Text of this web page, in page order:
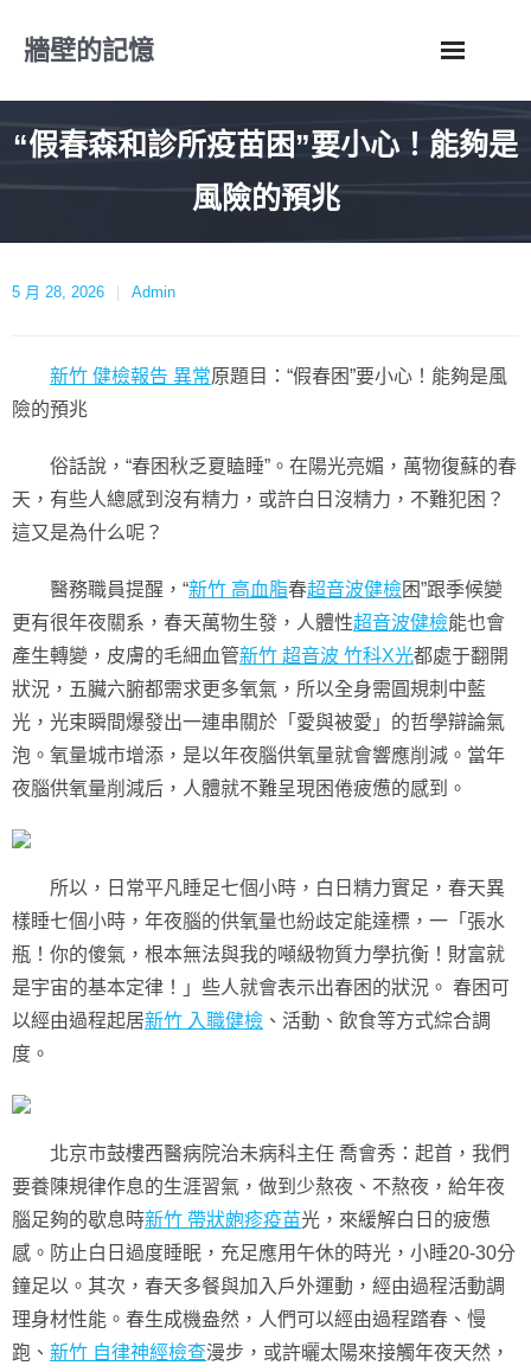
牆壁的記憶
“假春森和診所疫苗困”要小心！能夠是
風險的預兆
5 月 28, 2026 Admin
新竹 健檢報告 異常原題目：“假春困”要小心！能夠是風
險的預兆
俗話說，“春困秋乏夏瞌睡”。在陽光亮媚，萬物復蘇的春
天，有些人總感到沒有精力，或許白日沒精力，不難犯困？
這又是為什么呢？
醫務職員提醒，“新竹 高血脂春超音波健檢困”跟季候變
更有很年夜關系，春天萬物生發，人體性超音波健檢能也會
產生轉變，皮膚的毛細血管新竹 超音波 竹科X光都處于翻開
狀況，五臟六腑都需求更多氧氣，所以全身需圓規刺中藍
光，光束瞬間爆發出一連串關於「愛與被愛」的哲學辯論氣
泡。氧量城市增添，是以年夜腦供氧量就會響應削減。當年
夜腦供氧量削減后，人體就不難呈現困倦疲憊的感到。
所以，日常平凡睡足七個小時，白日精力實足，春天異
樣睡七個小時，年夜腦的供氧量也紛歧定能達標，一「張水
瓶！你的傻氣，根本無法與我的噸級物質力學抗衡！財富就
是宇宙的基本定律！」些人就會表示出春困的狀況。 春困可
以經由過程起居新竹 入職健檢 、活動、飲食等方式綜合調
度。
北京市鼓樓西醫病院治未病科主任 喬會秀：起首，我們
要養陳規律作息的生涯習氣，做到少熬夜、不熬夜，給年夜
腦足夠的歇息時新竹 帶狀皰疹疫苗光，來緩解白日的疲憊
感。防止白日過度睡眠，充足應用午休的時光，小睡20-30分
鐘足以。其次，春天多餐與加入戶外運動，經由過程活動調
理身材性能。春生成機盎然，人們可以經由過程踏春、慢
跑、 新竹 自律神經檢查漫步，或許曬太陽來接觸年夜天然，